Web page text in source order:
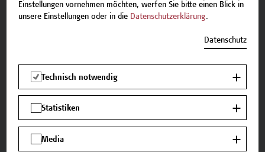
Kooperationen
Das Modul wird von der Campus Wien Academy
und dem Department Bauen und Gestalten der
Hochschule Campus Wien entwickelt und
umgesetzt.
Einstellungen vornehmen möchten, werfen Sie bitte einen Blick in
unsere Einstellungen oder in die Datenschutzerklärung.
Datenschutz
Technisch notwendig
Statistiken
Media